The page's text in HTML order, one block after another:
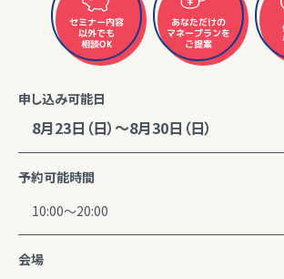
セミナー内容
以外でも
相談OK
あなただけの
マネープランを
ご提案
申し込み可能日
8月23日（日）～8月30日（日）
予約可能時間
10:00～20:00
会場